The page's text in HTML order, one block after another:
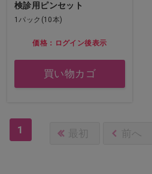
検診用ピンセット
1パック(10本)
価格：ログイン後表示
買い物カゴ
1 最初 前へ